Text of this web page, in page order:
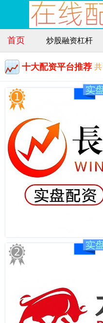
首页 炒股融资杠杆
十大配资平台推荐 共